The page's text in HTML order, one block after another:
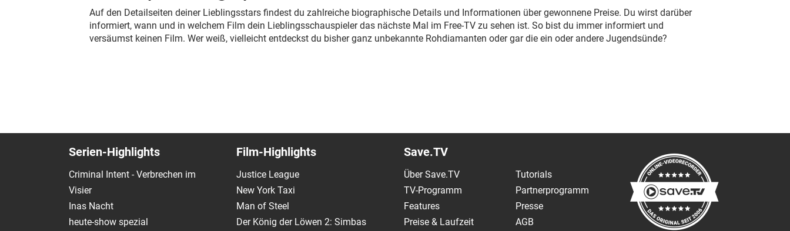
Auf den Detailseiten deiner Lieblingsstars findest du zahlreiche biographische Details und Informationen über gewonnene Preise. Du wirst darüber
informiert, wann und in welchem Film dein Lieblingsschauspieler das nächste Mal im Free-TV zu sehen ist. So bist du immer informiert und
versäumst keinen Film. Wer weiß, vielleicht entdeckst du bisher ganz unbekannte Rohdiamanten oder gar die ein oder andere Jugendsünde?
Serien-Highlights
Criminal Intent - Verbrechen im
Visier
Inas Nacht
heute-show spezial
Film-Highlights
Justice League
New York Taxi
Man of Steel
Der König der Löwen 2: Simbas
Save.TV
Über Save.TV
TV-Programm
Features
Preise & Laufzeit
Tutorials
Partnerprogramm
Presse
AGB